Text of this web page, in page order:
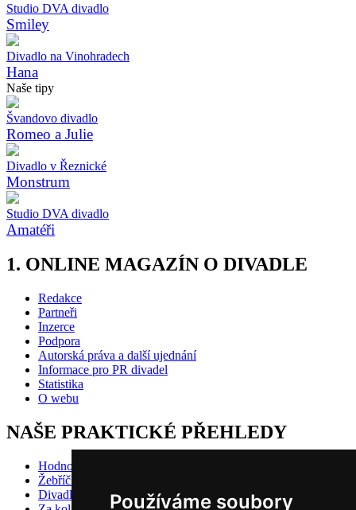
Používáme soubory
Studio DVA divadlo
Smiley
Divadlo na Vinohradech
Hana
Naše tipy
Švandovo divadlo
Romeo a Julie
Divadlo v Řeznické
Monstrum
Studio DVA divadlo
Amatéři
1. ONLINE MAGAZÍN O DIVADLE
Redakce
Partneři
Inzerce
Podpora
Autorská práva a další ujednání
Informace pro PR divadel
Statistika
O webu
NAŠE PRAKTICKÉ PŘEHLEDY
Hodnocení inscenací
Žebříčky
Divadlo pro děti